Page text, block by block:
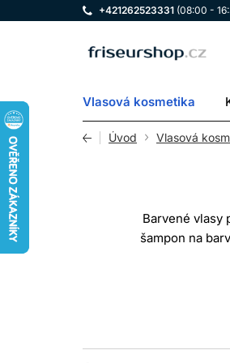
+421262523331 (08:00 -
LOMAX
Vlasová kosmetika
Úvod Vlasová
Barvené vlasy
šampon na